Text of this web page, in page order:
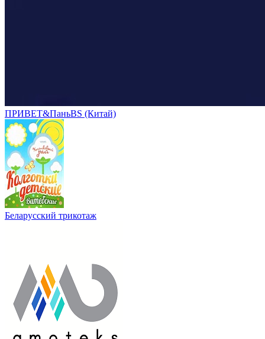
ПРИВЕТ&ПаньBS (Китай)
Беларусский трикотаж